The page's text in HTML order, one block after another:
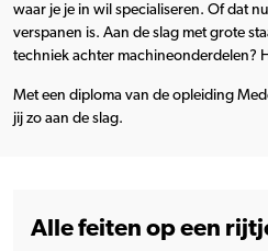
waar je je in wil specialiseren. Of dat
verspanen is. Aan de slag met grote
techniek achter machineonderdelen?
Met een diploma van de opleiding
jij zo aan de slag.
Alle feiten op een